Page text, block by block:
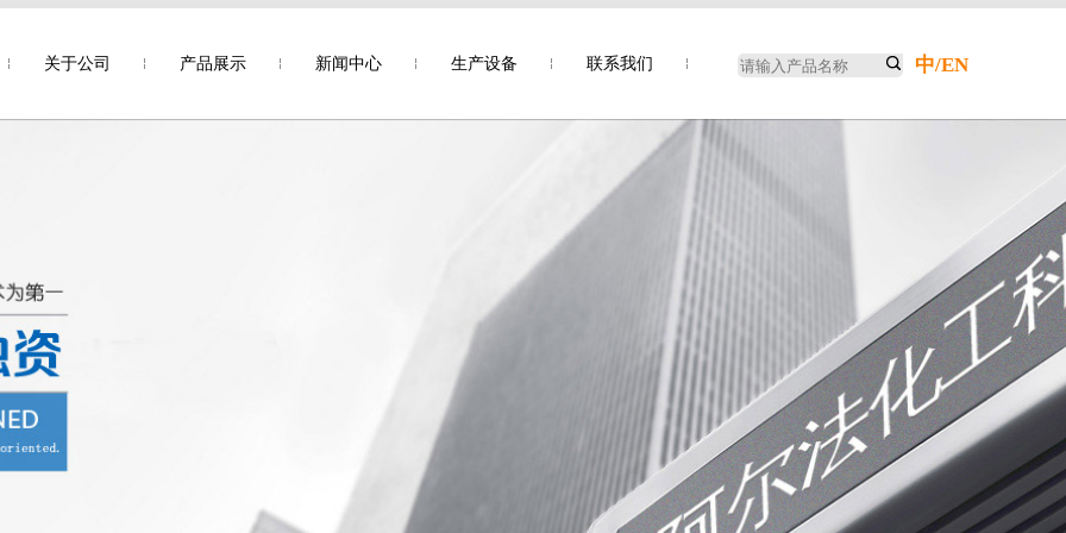
关于公司 产品展示 新闻中心 生产设备 联系我们 中/EN